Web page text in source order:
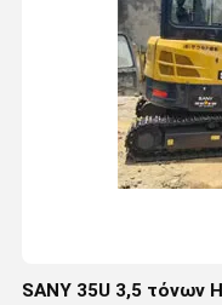
SANY 35U 3,5 τόνων